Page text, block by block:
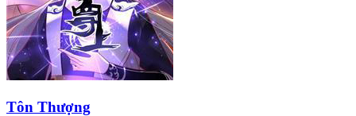
Tôn Thượng